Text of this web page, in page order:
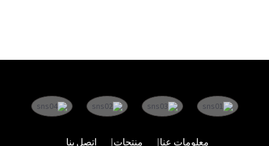
معلومات عنا منتجات اتصل بنا